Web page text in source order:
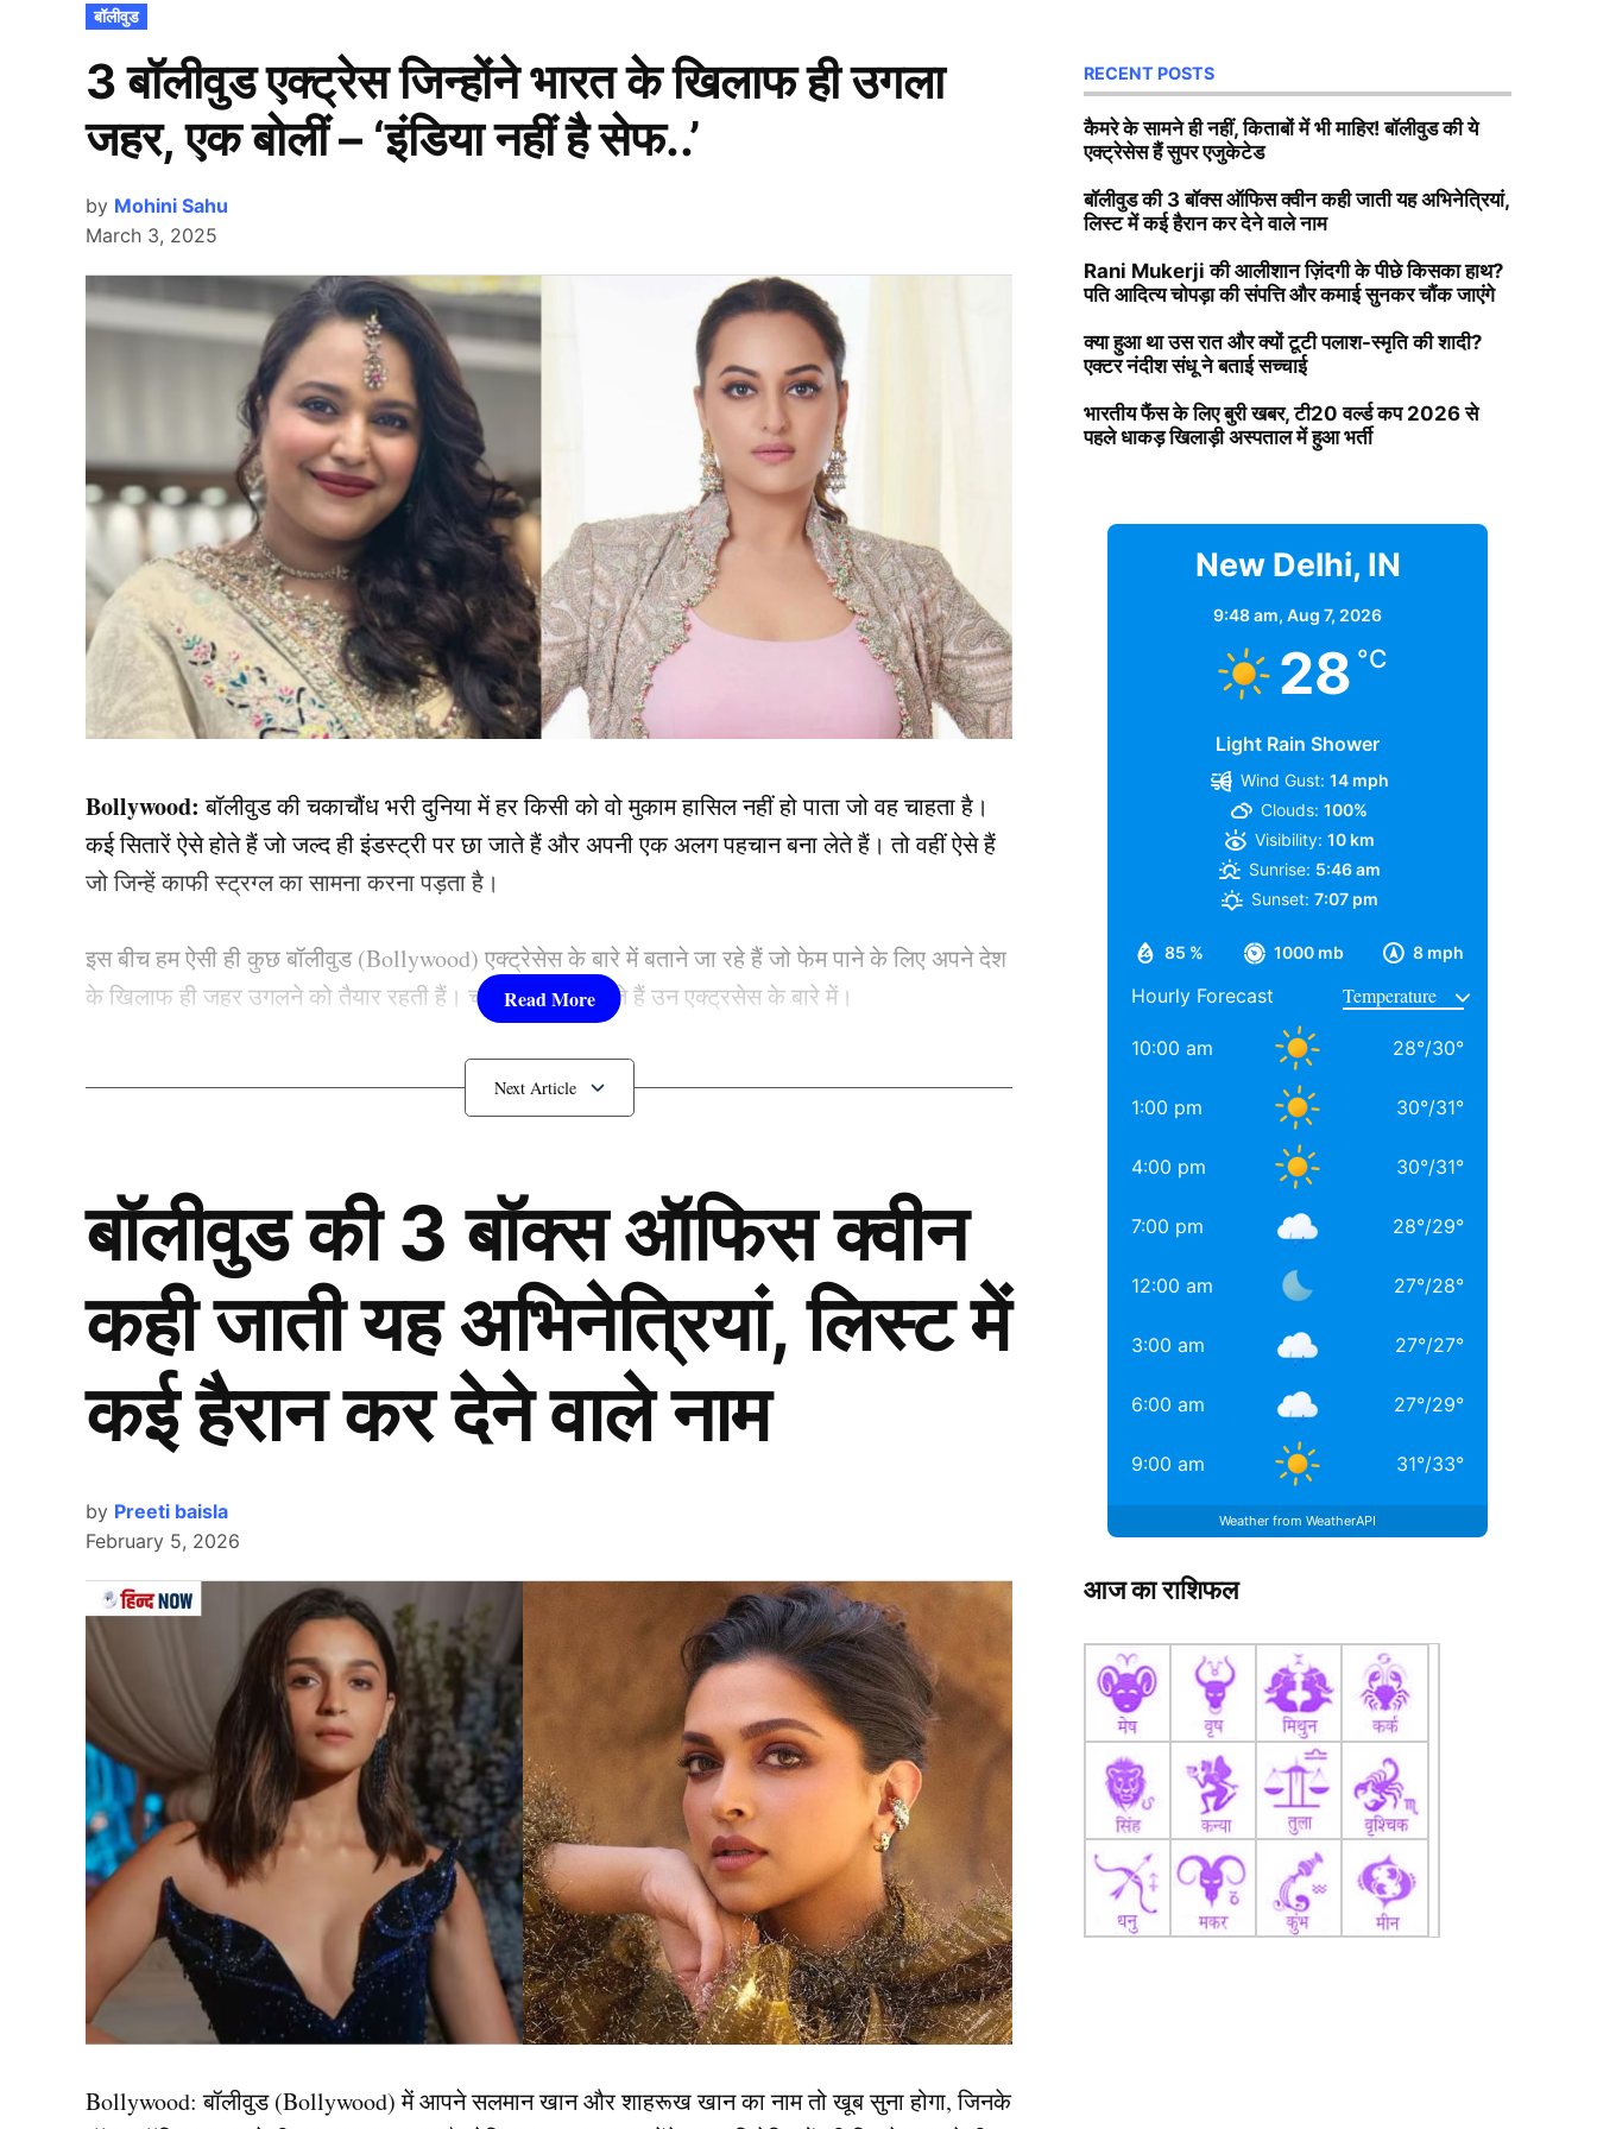
POSTED
IN
बॉलीवुड
3 बॉलीवुड एक्ट्रेस जिन्होंने भारत के खिलाफ ही उगला
जहर, एक बोलीं – ‘इंडिया नहीं है सेफ..’
by Mohini Sahu
March 3, 2025
Bollywood: बॉलीवुड की चकाचौंध भरी दुनिया में हर किसी को वो मुकाम हासिल नहीं हो पाता जो वह चाहता है।
कई सितारें ऐसे होते हैं जो जल्द ही इंडस्ट्री पर छा जाते हैं और अपनी एक अलग पहचान बना लेते हैं। तो वहीं ऐसे हैं
जो जिन्हें काफी स्ट्रग्ल का सामना करना पड़ता है।
इस बीच हम ऐसी ही कुछ बॉलीवुड (Bollywood) एक्ट्रेसेस के बारे में बताने जा रहे हैं जो फेम पाने के लिए अपने देश
के खिलाफ ही जहर उगलने को तैयार रहती हैं। चलिए आपको बताते हैं उन एक्ट्रसेस के बारे में।
1.किरण राव
View this post on Instagram
A post shared by Fever (@feverfmofficial)
बॉलीवुड की 3 बॉक्स ऑफिस क्वीन
कही जाती यह अभिनेत्रियां, लिस्ट में
कई हैरान कर देने वाले नाम
by Preeti baisla
February 5, 2026
Bollywood:बॉलीवुड (Bollywood)में आपने सलमान खान और शाहरूख खान का नाम तो खूब सुना होगा, जिनके
RECENT POSTS
कैमरे के सामने ही नहीं, किताबों में भी माहिर! बॉलीवुड की ये
एक्ट्रेसेस हैं सुपर एजुकेटेड
बॉलीवुड की 3 बॉक्स ऑफिस क्वीन कही जाती यह अभिनेत्रियां,
लिस्ट में कई हैरान कर देने वाले नाम
Rani Mukerji की आलीशान ज़िंदगी के पीछे किसका हाथ?
पति आदित्य चोपड़ा की संपत्ति और कमाई सुनकर चौंक जाएंगे
क्या हुआ था उस रात और क्यों टूटी पलाश-स्मृति की शादी?
एक्टर नंदीश संधू ने बताई सच्चाई
भारतीय फैंस के लिए बुरी खबर, टी20 वर्ल्ड कप 2026 से
पहले धाकड़ खिलाड़ी अस्पताल में हुआ भर्ती
New Delhi, IN
9:48 am, Aug 7, 2026
28 °C
Light Rain Shower
85 % 1000 mb 8 mph
Wind Gust: 14 mph
Clouds: 100%
Visibility: 10 km
Sunrise: 5:46 am
Sunset: 7:07 pm
Hourly Forecast
10:00 am 28°/30°
1:00 pm 30°/31°
4:00 pm 30°/31°
7:00 pm 28°/29°
12:00 am 27°/28°
3:00 am 27°/27°
6:00 am 27°/29°
9:00 am 31°/33°
Weather from WeatherAPI
आज का राशिफल